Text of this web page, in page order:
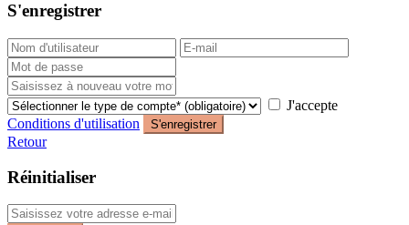
S'enregistrer
J'accepte
Conditions d'utilisation
S'enregistrer
Retour
Réinitialiser